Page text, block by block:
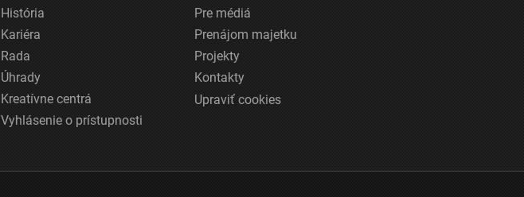
História
Kariéra
Rada
Úhrady
Kreatívne centrá
Vyhlásenie o prístupnosti
Pre médiá
Prenájom majetku
Projekty
Kontakty
Upraviť cookies